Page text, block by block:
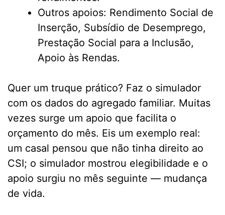
Outros apoios: Rendimento Social de
Inserção, Subsídio de Desemprego,
Prestação Social para a Inclusão,
Apoio às Rendas.
Quer um truque prático? Faz o simulador
com os dados do agregado familiar. Muitas
vezes surge um apoio que facilita o
orçamento do mês. Eis um exemplo real:
um casal pensou que não tinha direito ao
CSI; o simulador mostrou elegibilidade e o
apoio surgiu no mês seguinte — mudança
de vida.